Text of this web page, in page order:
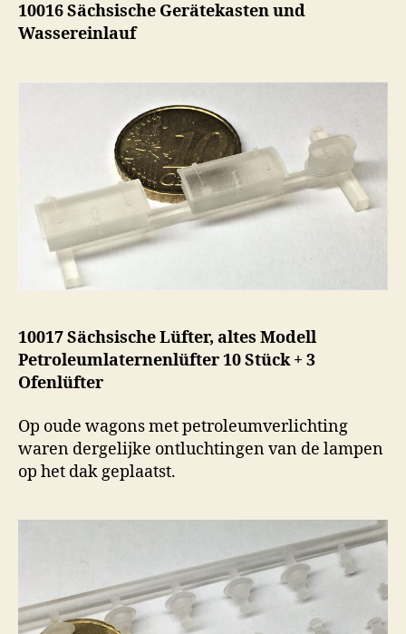
10016 Sächsische Gerätekasten und
Wassereinlauf
10017 Sächsische Lüfter, altes Modell
Petroleumlaternenlüfter 10 Stück + 3
Ofenlüfter
Op oude wagons met petroleumverlichting
waren dergelijke ontluchtingen van de lampen
op het dak geplaatst.